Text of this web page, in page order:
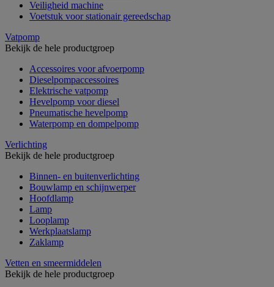
Veiligheid machine
Voetstuk voor stationair gereedschap
Vatpomp
Bekijk de hele productgroep
Accessoires voor afvoerpomp
Dieselpompaccessoires
Elektrische vatpomp
Hevelpomp voor diesel
Pneumatische hevelpomp
Waterpomp en dompelpomp
Verlichting
Bekijk de hele productgroep
Binnen- en buitenverlichting
Bouwlamp en schijnwerper
Hoofdlamp
Lamp
Looplamp
Werkplaatslamp
Zaklamp
Vetten en smeermiddelen
Bekijk de hele productgroep